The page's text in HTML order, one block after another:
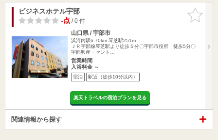
お気に入
りに追加
ビジネスホテル宇部
-点/ 0 件
山口県 / 宇部市
浜河内駅6.70km 琴芝駅251m
ＪＲ宇部線琴芝駅より徒歩５分〇宇部市役所 徒歩5分〇
宇部興産・セント…
営業時間
入浴料金 ～
宿泊 駅近（徒歩10分以内）
楽天トラベルの宿泊プランを見る
関連情報から探す